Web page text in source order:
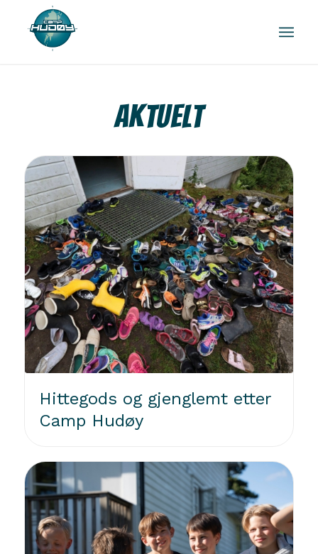
AKTUELT
Hittegods og gjenglemt etter
Camp Hudøy